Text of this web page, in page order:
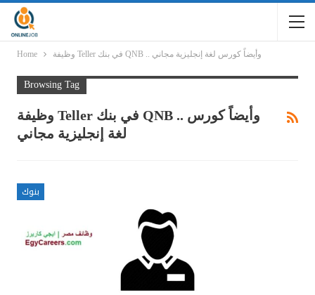
Home وظيفة Teller في بنك QNB .. وأيضاً كورس لغة إنجليزية مجاني
Browsing Tag
وظيفة Teller في بنك QNB .. وأيضاً كورس
لغة إنجليزية مجاني
بنوك